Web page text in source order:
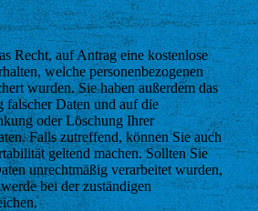
Recht, auf Antrag eine kostenlose
welche personenbezogenen
wurden. Sie haben außerdem das
falscher Daten und auf die
oder Löschung Ihrer
Falls zutreffend, können Sie auch
geltend machen. Sollten Sie
unrechtmäßig verarbeitet wurden,
bei der zuständigen